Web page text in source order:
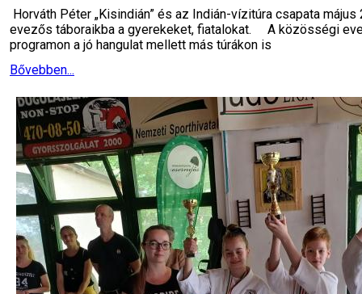
Horváth Péter „Kisindián” és az Indián-vízitúra csapata
evezős táboraikba a gyerekeket, fiatalokat. A közösségi
programon a jó hangulat mellett más túrákon is
Bővebben...